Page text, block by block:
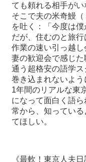
つ
い
て
最
新
情
報
と
申
込
ても頼れる相手がい
そこで夫の米奇鰻
を吐く：「今度は僕
だが、住むのと旅行
作業の速い引っ越し
妻の歓迎会で感じ
通う超格安の語学
巻き込まれないよう
1年間のリアルな東
になって面白く語
常から、知ってい
てほしい。
《最軟！東京人夫